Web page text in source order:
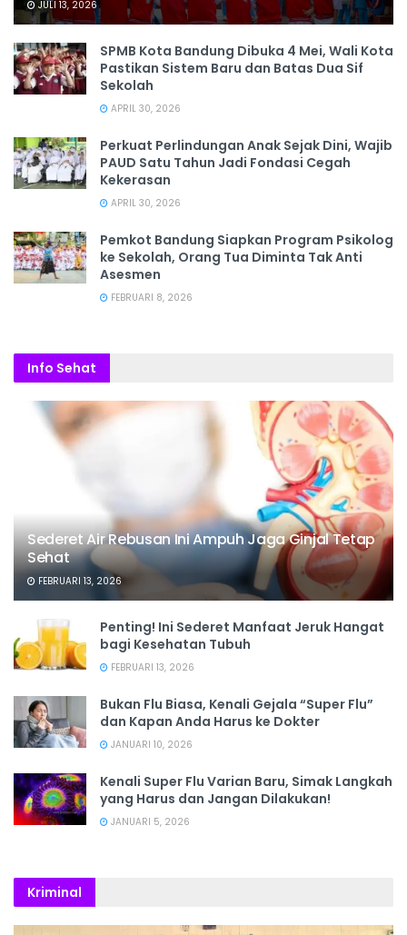
JULI 13, 2026
SPMB Kota Bandung Dibuka 4 Mei, Wali Kota
Pastikan Sistem Baru dan Batas Dua Sif
Sekolah
APRIL 30, 2026
Perkuat Perlindungan Anak Sejak Dini, Wajib
PAUD Satu Tahun Jadi Fondasi Cegah
Kekerasan
APRIL 30, 2026
Pemkot Bandung Siapkan Program Psikolog
ke Sekolah, Orang Tua Diminta Tak Anti
Asesmen
FEBRUARI 8, 2026
Info Sehat
Sederet Air Rebusan Ini Ampuh Jaga Ginjal Tetap
Sehat
FEBRUARI 13, 2026
Penting! Ini Sederet Manfaat Jeruk Hangat
bagi Kesehatan Tubuh
FEBRUARI 13, 2026
Bukan Flu Biasa, Kenali Gejala “Super Flu”
dan Kapan Anda Harus ke Dokter
JANUARI 10, 2026
Kenali Super Flu Varian Baru, Simak Langkah
yang Harus dan Jangan Dilakukan!
JANUARI 5, 2026
Kriminal